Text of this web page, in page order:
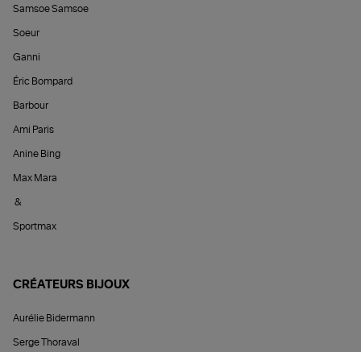
Samsoe Samsoe
Soeur
Ganni
Éric Bompard
Barbour
Ami Paris
Anine Bing
Max Mara
&
Sportmax
CRÉATEURS BIJOUX
Aurélie Bidermann
Serge Thoraval